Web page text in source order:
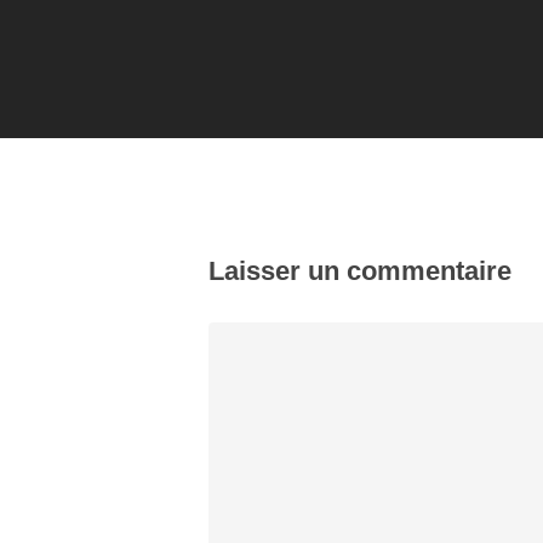
Laisser un commentaire